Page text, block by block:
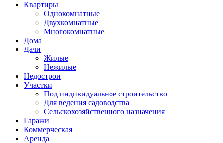
Квартиры
Однокомнатные
Двухкомнатные
Многокомнатные
Дома
Дачи
Жилые
Нежилые
Недострои
Участки
Под индивидуальное строительство
Для ведения садоводства
Сельскохозяйственного назначения
Гаражи
Коммерческая
Аренда